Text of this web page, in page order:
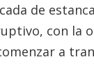
de
con la
a